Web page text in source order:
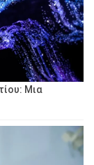
Μια